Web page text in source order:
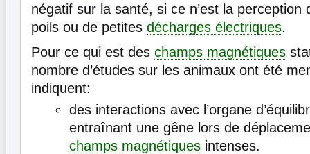
négatif sur la santé, si ce n’est la perception
poils ou de petites décharges électriques.
Pour ce qui est des champs magnétiques
nombre d’études sur les animaux ont été
indiquent:
des interactions avec l’organe
entraînant une gêne lors de
champs magnétiques intenses.